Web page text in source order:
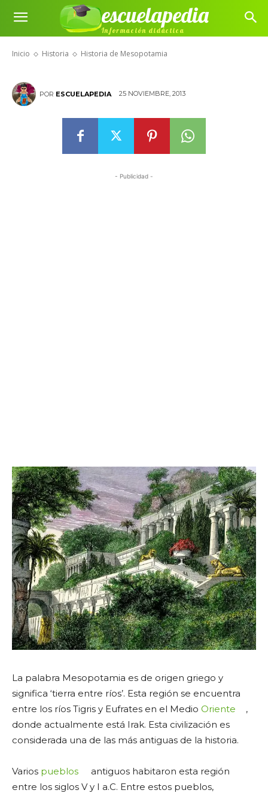
escuelapedia
Información didáctica
Inicio Historia Historia de Mesopotamia
Historia de Mesopotamia
POR ESCUELAPEDIA 25 NOVIEMBRE, 2013
- Publicidad -
La palabra Mesopotamia es de origen griego y
significa ‘tierra entre ríos’. Esta región se encuentra
entre los ríos Tigris y Eufrates en el Medio Oriente
,
donde actualmente está Irak. Esta civilización es
considerada una de las más antiguas de la historia.
Varios pueblos
antiguos habitaron esta región
entre los siglos V y I a.C. Entre estos pueblos,